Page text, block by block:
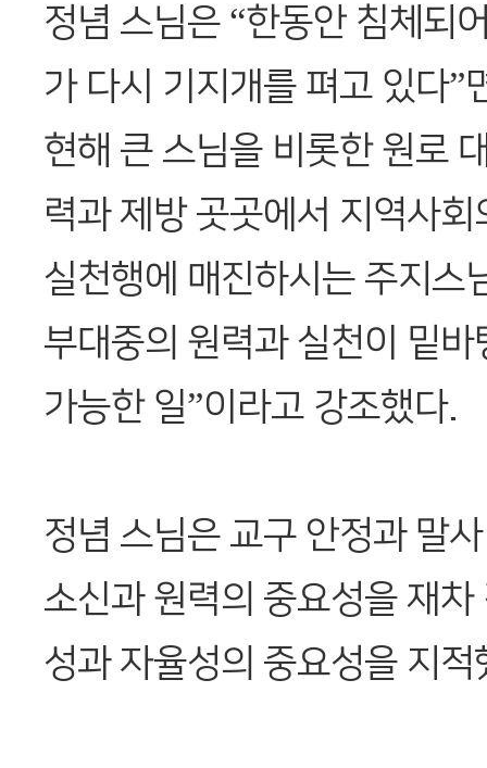
정념 스님은 “한동안 침체되
가 다시 기지개를 펴고 있다”
현해 큰 스님을 비롯한 원로
력과 제방 곳곳에서 지역사
실천행에 매진하시는 주지스
부대중의 원력과 실천이 밑
가능한 일”이라고 강조했다.
정념 스님은 교구 안정과 말
소신과 원력의 중요성을 재차
성과 자율성의 중요성을 지적